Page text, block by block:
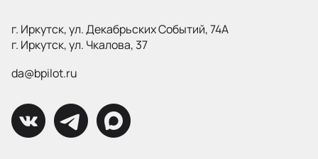
г. Иркутск, ул. Декабрьских Событий, 74А
г. Иркутск, ул. Чкалова, 37
da@bpilot.ru